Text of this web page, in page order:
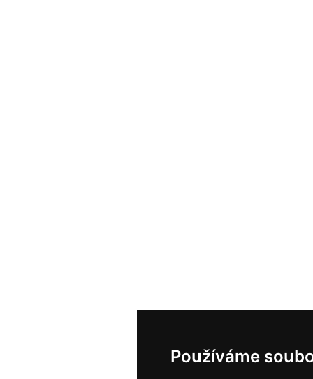
Používáme